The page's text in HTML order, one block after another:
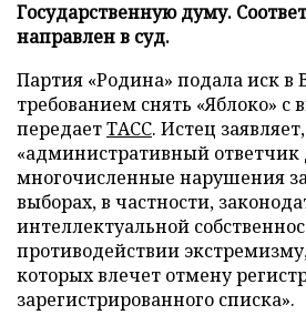
Государственную думу.
направлен в суд.
Партия «Родина» подала иск в
требованием снять «Яблоко» с
передаетТАСС. Истец
«административный ответчик
многочисленные нарушения
выборах, в частности,
интеллектуальной
противодействии
которых влечет отмену
зарегистрированного списка».